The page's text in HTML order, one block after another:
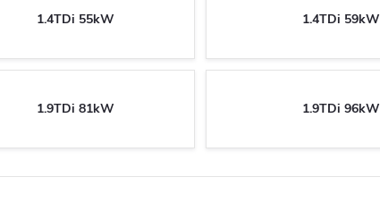
1.4TDi 55kW 1.4TDi 59kW
1.9TDi 81kW 1.9TDi 96kW